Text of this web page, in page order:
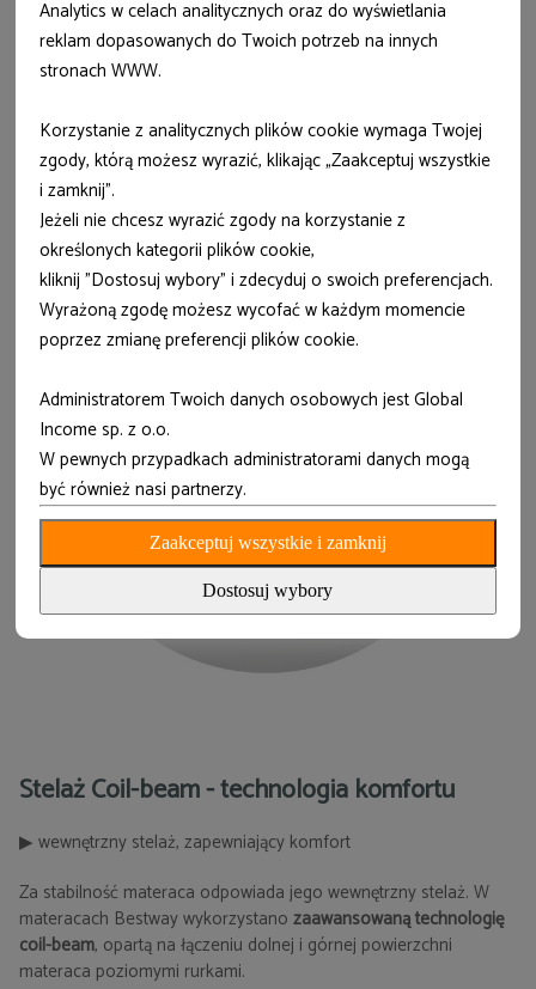
Stelaż Coil-beam - technologia komfortu
▶ wewnętrzny stelaż, zapewniający komfort
Za stabilność materaca odpowiada jego wewnętrzny stelaż. W
materacach Bestway wykorzystano zaawansowaną technologię
coil-beam, opartą na łączeniu dolnej i górnej powierzchni
materaca poziomymi rurkami.
Analytics w celach analitycznych oraz do wyświetlania
reklam dopasowanych do Twoich potrzeb na innych
stronach WWW.
Korzystanie z analitycznych plików cookie wymaga Twojej
zgody, którą możesz wyrazić, klikając „Zaakceptuj wszystkie
i zamknij”.
Jeżeli nie chcesz wyrazić zgody na korzystanie z
określonych kategorii plików cookie,
kliknij "Dostosuj wybory" i zdecyduj o swoich preferencjach.
Wyrażoną zgodę możesz wycofać w każdym momencie
poprzez zmianę preferencji plików cookie.
Administratorem Twoich danych osobowych jest Global
Income sp. z o.o.
W pewnych przypadkach administratorami danych mogą
być również nasi partnerzy.
Dostosuj wybory
Zaakceptuj wszystkie i zamknij